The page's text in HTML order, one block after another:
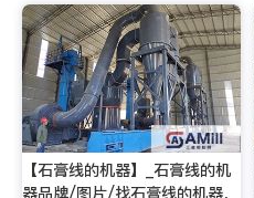
【石膏线的机器】_石膏线的机
器品牌/图片/找石膏线的机器，